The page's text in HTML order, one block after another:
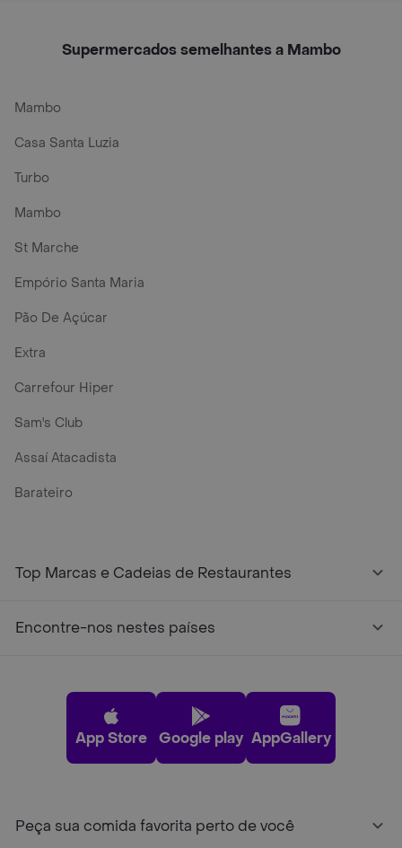
Supermercados semelhantes a Mambo
Mambo
Casa Santa Luzia
Turbo
Mambo
St Marche
Empório Santa Maria
Pão De Açúcar
Extra
Carrefour Hiper
Sam's Club
Assaí Atacadista
Barateiro
Top Marcas e Cadeias de Restaurantes
Encontre-nos nestes países
App Store Google play AppGallery
Peça sua comida favorita perto de você